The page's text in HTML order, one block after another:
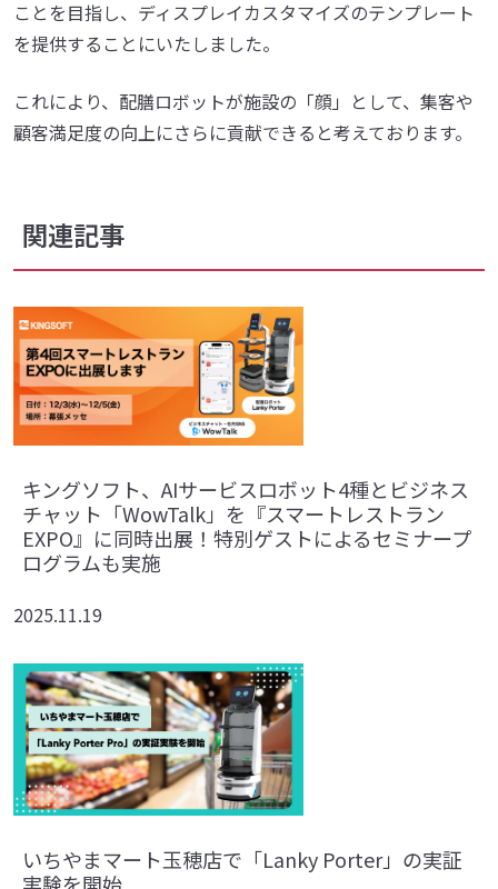
ことを目指し、ディスプレイカスタマイズのテンプレート
を提供することにいたしました。
これにより、配膳ロボットが施設の「顔」として、集客や
顧客満足度の向上にさらに貢献できると考えております。
関連記事
キングソフト、AIサービスロボット4種とビジネス
チャット「WowTalk」を『スマートレストラン
EXPO』に同時出展！特別ゲストによるセミナープ
ログラムも実施
2025.11.19
いちやまマート玉穂店で「Lanky Porter」の実証
実験を開始